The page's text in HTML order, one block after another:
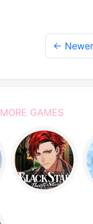
← Newer
MORE GAMES